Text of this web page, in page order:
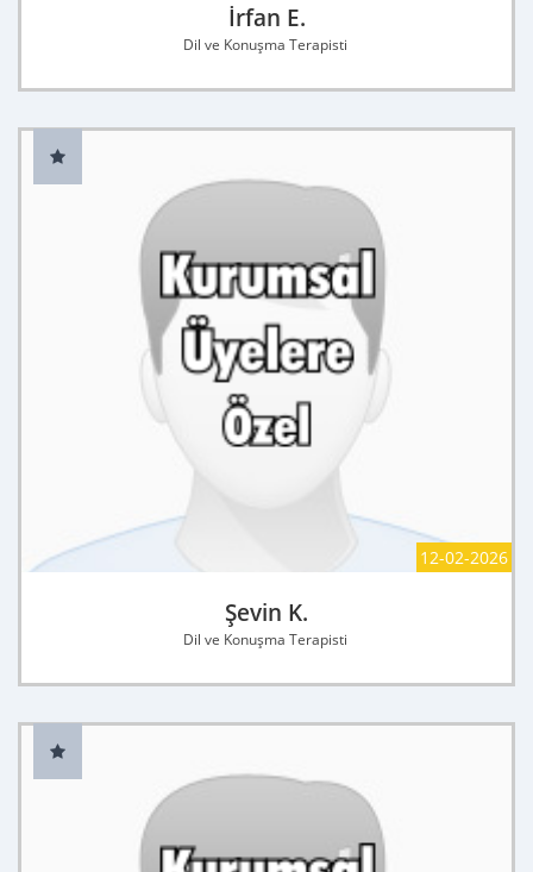
İrfan E.
Dil ve Konuşma Terapisti
12-02-2026
Şevin K.
Dil ve Konuşma Terapisti